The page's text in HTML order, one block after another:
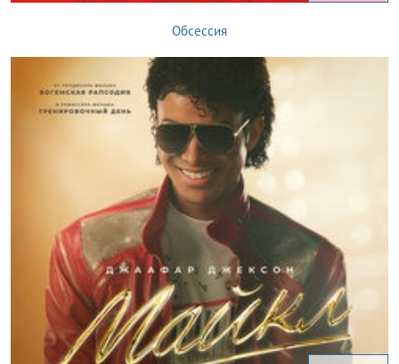
Обсессия